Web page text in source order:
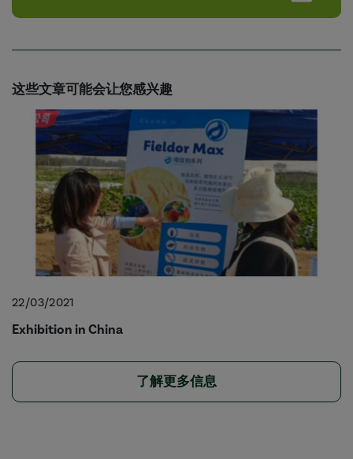
这些文章可能会让您感兴趣
22/03/2021
Exhibition in China
了解更多信息